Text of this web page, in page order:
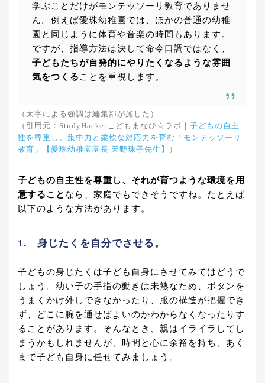
学ぶことだけがモンテッソーリ教育でありませ
ん。例えば愛珠幼稚園では、ほかの普通の幼稚
園と同じように体育や音楽の時間もあります。
ですが、指導方法は決して命令口調ではなく、
子どもたちが自発的にやりたくなるような雰囲
気をつくる ことを重視します。
（太字による強調は編集部が施した）
（引用元：StudyHackerこどもまなび☆ラボ｜ 子どもの自主
性を尊重し、集中力と柔軟な対応力を育む「モンテッソーリ
教育」【愛珠幼稚園園長 天野珠子先生】
）
子どもの自主性を尊重し、それが育つような環境を用
意すること なら、家庭でもできそうですね。たとえば
以下のような方法があります。
1. 身じたくを自分でさせる。
子どもの身じたくは子ども自身にさせてみてはどうで
しょう。幼い子の手指の動きは未熟なため、ボタンを
うまくかけ外しできなかったり、服の構造が把握でき
ず、どこに腕を通せばよいのかわからなくなったりす
ることがあります。そんなとき、親はイライラしてし
まうかもしれませんが、時間と心に余裕を持ち、あく
まで子ども自身に任せてみましょう。